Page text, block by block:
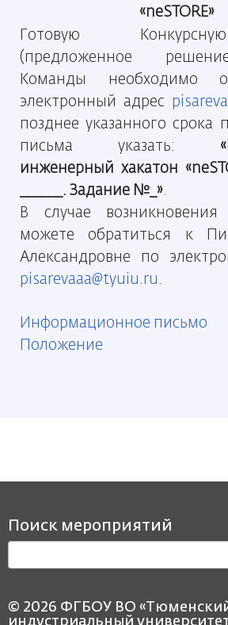
«neSTORE»
Готовую
(предложенное
Команды необходимо
электронный адрес
позднее указанного срока
письма указать:
инженерный хакатон «
______. Задание №_».
В случае
можете обратиться к
Александровне по
pisarevaaa@tyuiu.ru .
Информационное письмо
Положение
Поиск мероприятий
© 2026 ФГБОУ ВО
индустриальный